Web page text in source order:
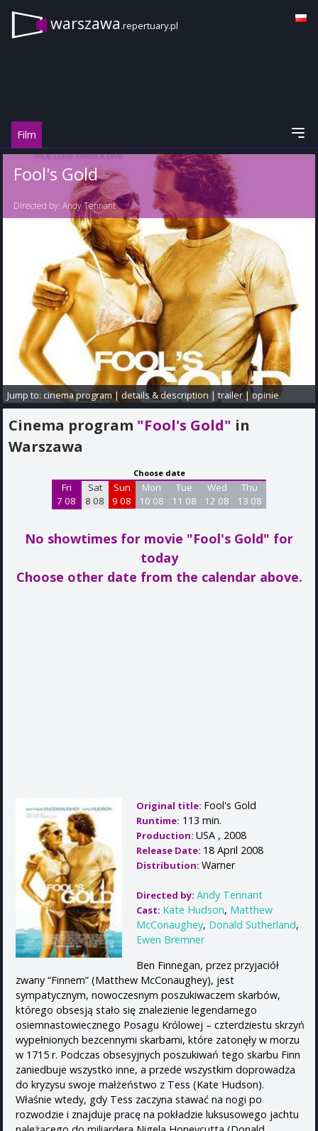
warszawa.repertuary.pl
Film
Fool's Gold
Directed by: Andy Tennant
Jump to:cinema program |details & description|trailer|opinie
Cinema program "Fool's Gold" in
Warszawa
Choose date
Fri
7 08
Sat
8 08
Sun
9 08
Mon
10 08
Tue
11 08
Wed
12 08
Thu
13 08
No showtimes for movie "Fool's Gold" for
today
Choose other date from the calendar above.
Original title: Fool's Gold
Runtime: 113 min.
Production: USA , 2008
Release Date: 18 April 2008
Distribution: Warner
Directed by: Andy Tennant
Cast: Kate Hudson, Matthew
McConaughey, Donald Sutherland,
Ewen Bremner
Ben Finnegan, przez przyjaciół
zwany “Finnem” (Matthew McConaughey), jest
sympatycznym, nowoczesnym poszukiwaczem skarbów,
którego obsesją stało się znalezienie legendarnego
osiemnastowiecznego Posagu Królowej – czterdziestu skrzyń
wypełnionych bezcennymi skarbami, które zatonęły w morzu
w 1715 r. Podczas obsesyjnych poszukiwań tego skarbu Finn
zaniedbuje wszystko inne, a przede wszystkim doprowadza
do kryzysu swoje małżeństwo z Tess (Kate Hudson).
Właśnie wtedy, gdy Tess zaczyna stawać na nogi po
rozwodzie i znajduje pracę na pokładzie luksusowego jachtu